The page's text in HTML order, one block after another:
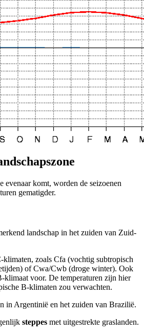
evenaar komt, worden de seizoenen
gematigder.
landschap in het zuiden van Zuid-
klimaten, zoals Cfa (vochtig subtropisch
of Cwa/Cwb (droge winter). Ook
klimaat voor. De temperaturen zijn hier
B-klimaten zou verwachten.
in Argentinië en het zuiden van Brazilië.
steppes met uitgestrekte graslanden.